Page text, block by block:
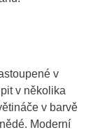
v
v několika
v barvě
Moderní